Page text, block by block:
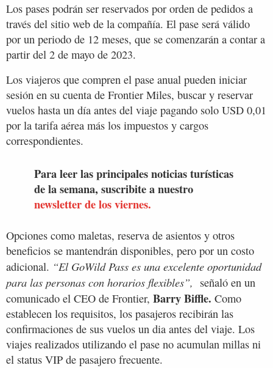
Los pases podrán ser reservados por orden de pedidos a
través del sitio web de la compañía. El pase será válido
por un periodo de 12 meses, que se comenzarán a contar a
partir del 2 de mayo de 2023.
Los viajeros que compren el pase anual pueden iniciar
sesión en su cuenta de Frontier Miles, buscar y reservar
vuelos hasta un día antes del viaje pagando solo USD 0,01
por la tarifa aérea más los impuestos y cargos
correspondientes.
Para leer las principales noticias turísticas
de la semana, suscribite a nuestro
newsletter de los viernes.
Opciones como maletas, reserva de asientos y otros
beneficios se mantendrán disponibles, pero por un costo
adicional. “El GoWild Pass es una excelente oportunidad
para las personas con horarios flexibles”, señaló en un
comunicado el CEO de Frontier, Barry Biffle. Como
establecen los requisitos, los pasajeros recibirán las
confirmaciones de sus vuelos un dia antes del viaje. Los
viajes realizados utilizando el pase no acumulan millas ni
el status VIP de pasajero frecuente.